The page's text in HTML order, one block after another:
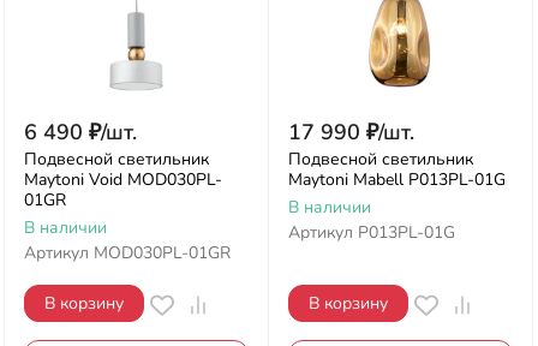
6 490 ₽/шт.
Подвесной светильник
Maytoni Void MOD030PL-
01GR
В наличии
Артикул MOD030PL-01GR
В корзину
17 990 ₽/шт.
Подвесной светильник
Maytoni Mabell P013PL-01G
В наличии
Артикул P013PL-01G
В корзину